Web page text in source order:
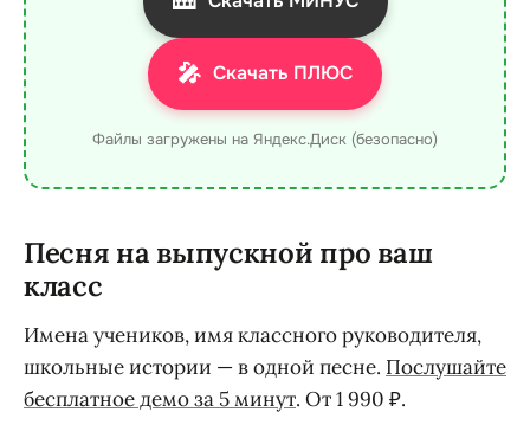
🎤 Скачать ПЛЮС
Файлы загружены на Яндекс.Диск (безопасно)
Песня на выпускной про ваш
класс
Имена учеников, имя классного руководителя,
школьные истории — в одной песне. Послушайте
бесплатное демо за 5 минут. От 1 990 ₽.